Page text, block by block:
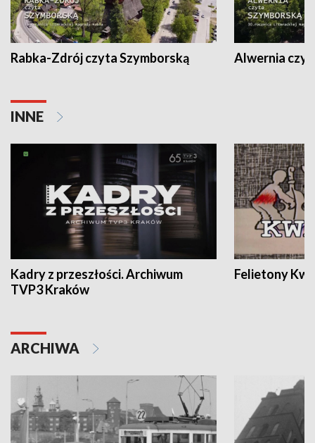
Rabka-Zdrój czyta Szymborską Alwernia
INNE
Kadry z przeszłości. Archiwum
TVP3 Kraków
Felietony
ARCHIWA